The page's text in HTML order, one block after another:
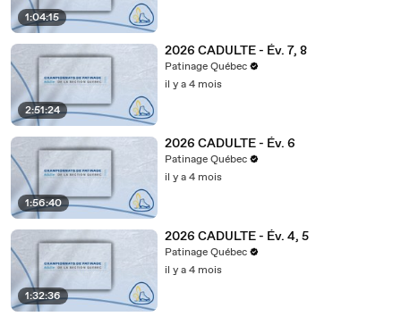
1:04:15
2:51:24
2026 CADULTE - Év. 7, 8
Patinage Québec
il y a 4 mois
1:56:40
2026 CADULTE - Év. 6
Patinage Québec
il y a 4 mois
1:32:36
2026 CADULTE - Év. 4, 5
Patinage Québec
il y a 4 mois